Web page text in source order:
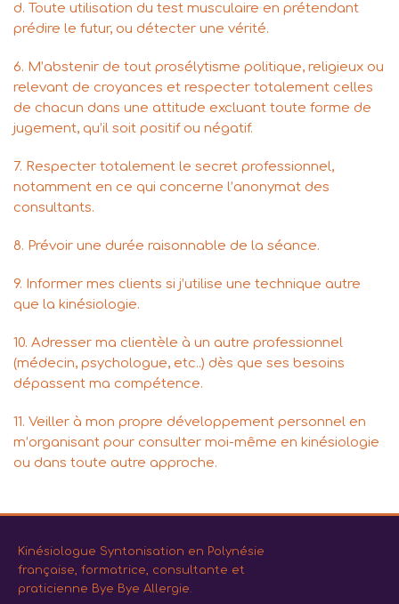
d. Toute utilisation du test musculaire en prétendant
prédire le futur, ou détecter une vérité.
6. M’abstenir de tout prosélytisme politique, religieux ou
relevant de croyances et respecter totalement celles
de chacun dans une attitude excluant toute forme de
jugement, qu’il soit positif ou négatif.
7. Respecter totalement le secret professionnel,
notamment en ce qui concerne l’anonymat des
consultants.
8. Prévoir une durée raisonnable de la séance.
9. Informer mes clients si j’utilise une technique autre
que la kinésiologie.
10. Adresser ma clientèle à un autre professionnel
(médecin, psychologue, etc..) dès que ses besoins
dépassent ma compétence.
11. Veiller à mon propre développement personnel en
m’organisant pour consulter moi-même en kinésiologie
ou dans toute autre approche.
Kinésiologue Syntonisation en Polynésie
française, formatrice, consultante et
praticienne Bye Bye Allergie.